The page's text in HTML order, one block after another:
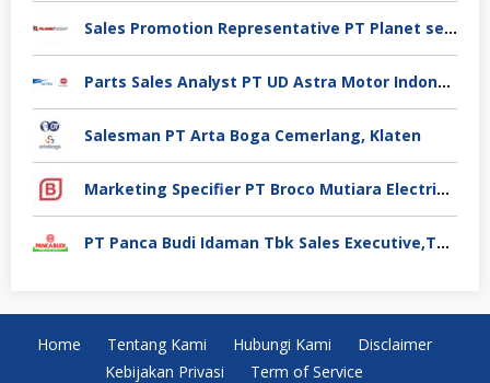
Sales Promotion Representative PT Planet selancar Mandiri, Pontianak
Parts Sales Analyst PT UD Astra Motor Indonesia, Jakarta Utara
Salesman PT Arta Boga Cemerlang, Klaten
Marketing Specifier PT Broco Mutiara Electrical Industry, Tangerang
PT Panca Budi Idaman Tbk Sales Executive,Tangerang
Home Tentang Kami Hubungi Kami
Disclaimer
Kebijakan Privasi
Term of Service